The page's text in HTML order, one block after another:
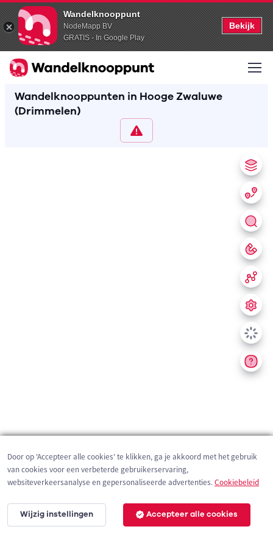
Wandelknooppunt
NodeMapp BV
GRATIS - In Google Play
Bekijk
Wandelknooppunten in Hooge Zwaluwe
(Drimmelen)
200 m
Door op 'Accepteer alle cookies' te klikken, ga je akkoord met het gebruik
van cookies voor een verbeterde gebruikerservaring,
websiteverkeersanalyse en gepersonaliseerde advertenties.Cookiebeleid
Wijzig instellingen Accepteer alle cookies